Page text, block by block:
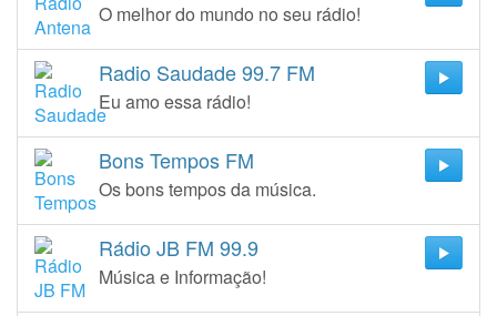
O melhor do mundo no seu rádio!
Radio Saudade 99.7 FM
Eu amo essa rádio!
Bons Tempos FM
Os bons tempos da música.
Rádio JB FM 99.9
Música e Informação!